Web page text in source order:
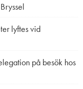
lyftes vid
på besök hos